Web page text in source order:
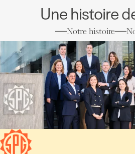
Une histoire
Notre histoire